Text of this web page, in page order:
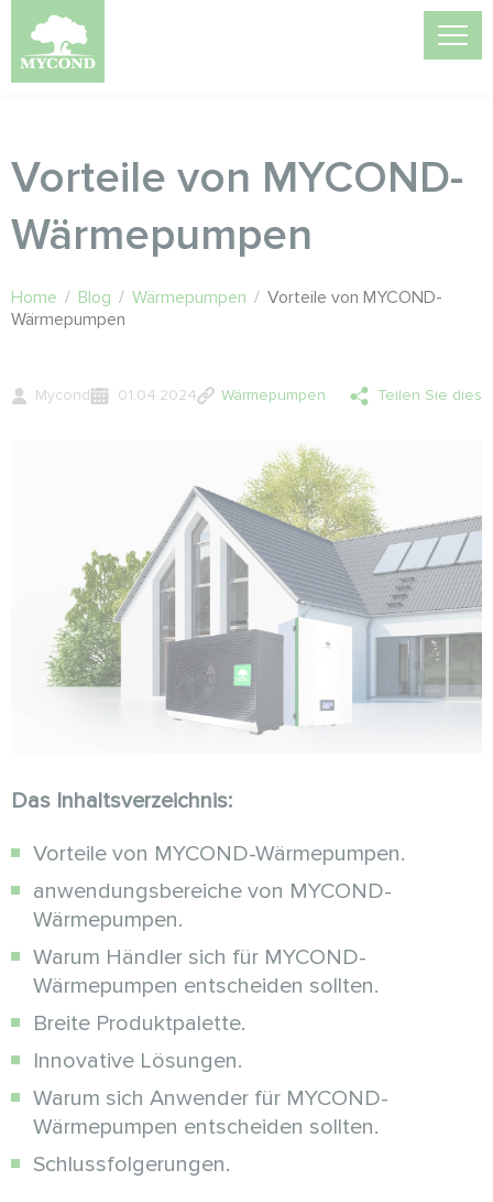
Vorteile von MYCOND-
Wärmepumpen
Home / Blog / Wärmepumpen / Vorteile von MYCOND-
Wärmepumpen
Mycond 01.04.2024 Wärmepumpen Teilen Sie dies
Das Inhaltsverzeichnis:
Vorteile von MYCOND-Wärmepumpen.
anwendungsbereiche von MYCOND-
Wärmepumpen.
Warum Händler sich für MYCOND-
Wärmepumpen entscheiden sollten.
Breite Produktpalette.
Innovative Lösungen.
Warum sich Anwender für MYCOND-
Wärmepumpen entscheiden sollten.
Schlussfolgerungen.